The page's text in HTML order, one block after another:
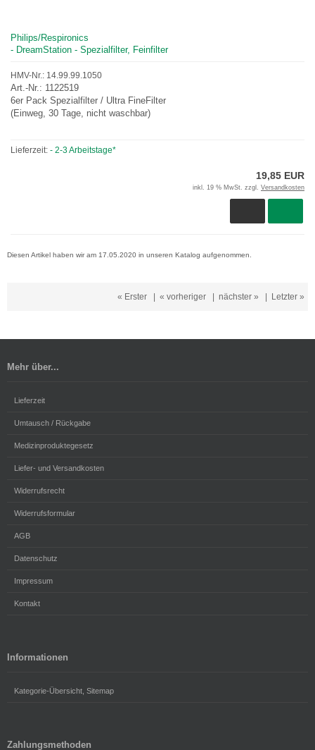
Philips/Respironics
- DreamStation - Spezialfilter, Feinfilter
HMV-Nr.: 14.99.99.1050
Art.-Nr.: 1122519
6er Pack Spezialfilter / Ultra FineFilter
(Einweg, 30 Tage, nicht waschbar)
Lieferzeit: - 2-3 Arbeitstage*
19,85 EUR
inkl. 19 % MwSt. zzgl. Versandkosten
Diesen Artikel haben wir am 17.05.2020 in unseren Katalog aufgenommen.
« Erster | « vorheriger | nächster » | Letzter »
Mehr über...
Lieferzeit
Umtausch / Rückgabe
Medizinproduktegesetz
Liefer- und Versandkosten
Widerrufsrecht
Widerrufsformular
AGB
Datenschutz
Impressum
Kontakt
Informationen
Kategorie-Übersicht, Sitemap
Zahlungsmethoden